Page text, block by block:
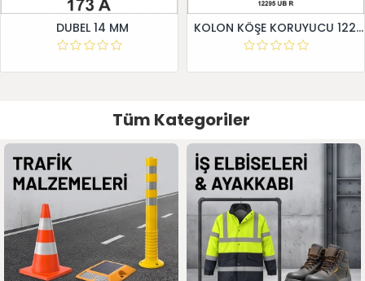
DUBEL 14 MM KOLON KÖŞE KORUYUCU 12295 UB R
Tüm Kategoriler